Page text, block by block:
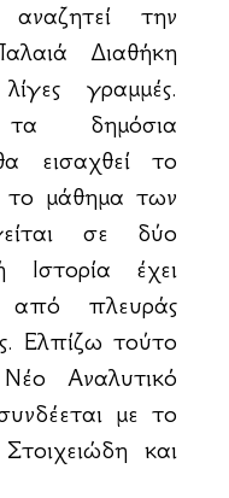
την
Διαθήκη
γραμμές.
τα δημόσια
εισαχθεί το
το μάθημα των
σε δύο
έχει
από πλευράς
Ελπίζω τούτο
Αναλυτικό
με το
και